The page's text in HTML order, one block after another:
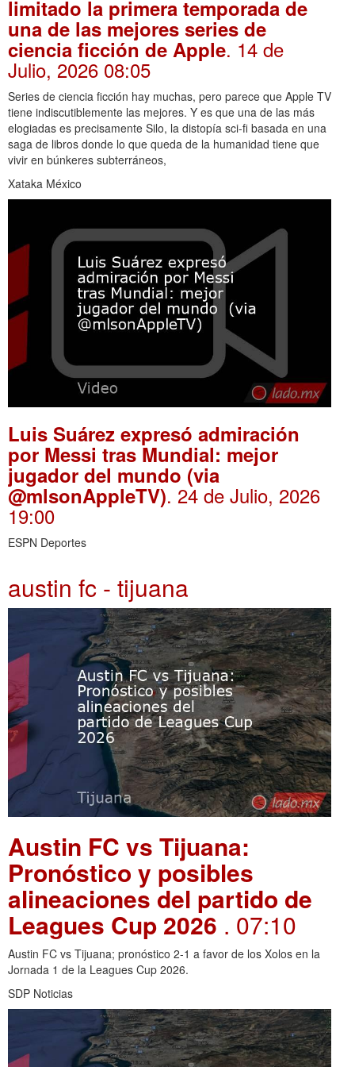
limitado la primera temporada de
una de las mejores series de
ciencia ficción de Apple. 14 de
Julio, 2026 08:05
Series de ciencia ficción hay muchas, pero parece que Apple TV
tiene indiscutiblemente las mejores. Y es que una de las más
elogiadas es precisamente Silo, la distopía sci-fi basada en una
saga de libros donde lo que queda de la humanidad tiene que
vivir en búnkeres subterráneos,
Xataka México
Luis Suárez expresó admiración
por Messi tras Mundial: mejor
jugador del mundo (via
@mlsonAppleTV). 24 de Julio, 2026
19:00
ESPN Deportes
austin fc - tijuana
Austin FC vs Tijuana:
Pronóstico y posibles
alineaciones del partido de
Leagues Cup 2026 . 07:10
Austin FC vs Tijuana; pronóstico 2-1 a favor de los Xolos en la
Jornada 1 de la Leagues Cup 2026.
SDP Noticias